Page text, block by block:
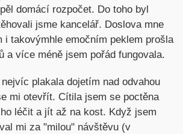
domácí rozpočet. Do toho byl
jsme kancelář. Doslova mne
i takovýmhle emočním peklem prošla
a více méně jsem pořád fungovala.
plakala dojetím nad odvahou
mi otevřít. Cítila jsem se poctěna
léčit a jít až na kost. Když jsem
mi za "milou" návštěvu (v